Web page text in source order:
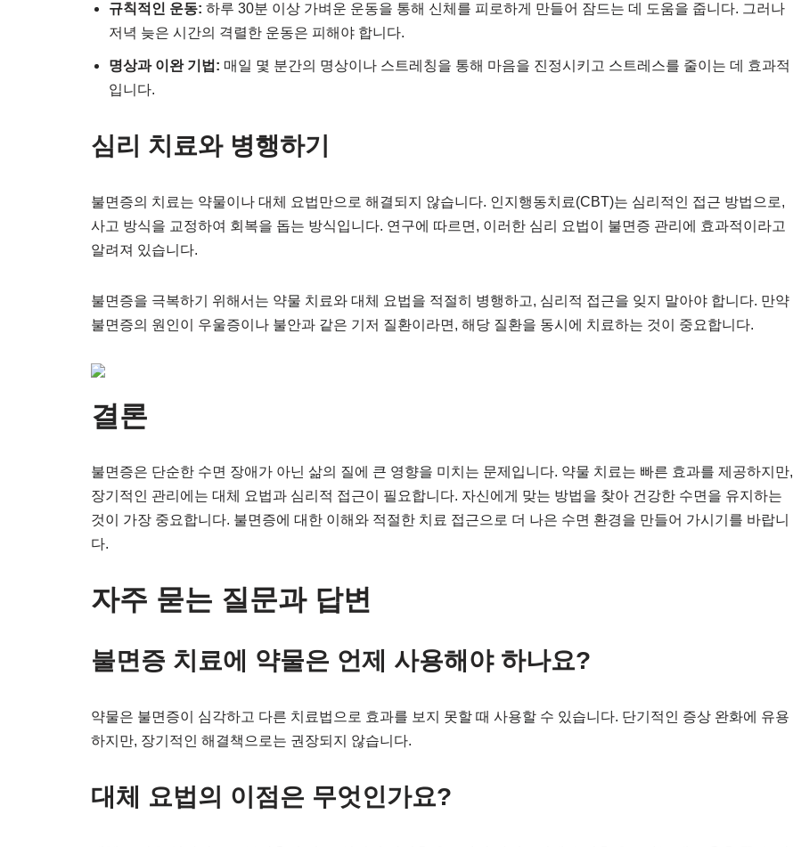
규칙적인 운동: 하루 30분 이상 가벼운 운동을 통해 신체를 피로하게 만들어 잠드는 데 도움을 줍니다. 그러나
저녁 늦은 시간의 격렬한 운동은 피해야 합니다.
명상과 이완 기법: 매일 몇 분간의 명상이나 스트레칭을 통해 마음을 진정시키고 스트레스를 줄이는 데 효과적
입니다.
심리 치료와 병행하기
불면증의 치료는 약물이나 대체 요법만으로 해결되지 않습니다. 인지행동치료(CBT)는 심리적인 접근 방법으로,
사고 방식을 교정하여 회복을 돕는 방식입니다. 연구에 따르면, 이러한 심리 요법이 불면증 관리에 효과적이라고
알려져 있습니다.
불면증을 극복하기 위해서는 약물 치료와 대체 요법을 적절히 병행하고, 심리적 접근을 잊지 말아야 합니다. 만약
불면증의 원인이 우울증이나 불안과 같은 기저 질환이라면, 해당 질환을 동시에 치료하는 것이 중요합니다.
결론
불면증은 단순한 수면 장애가 아닌 삶의 질에 큰 영향을 미치는 문제입니다. 약물 치료는 빠른 효과를 제공하지만,
장기적인 관리에는 대체 요법과 심리적 접근이 필요합니다. 자신에게 맞는 방법을 찾아 건강한 수면을 유지하는
것이 가장 중요합니다. 불면증에 대한 이해와 적절한 치료 접근으로 더 나은 수면 환경을 만들어 가시기를 바랍니
다.
자주 묻는 질문과 답변
불면증 치료에 약물은 언제 사용해야 하나요?
약물은 불면증이 심각하고 다른 치료법으로 효과를 보지 못할 때 사용할 수 있습니다. 단기적인 증상 완화에 유용
하지만, 장기적인 해결책으로는 권장되지 않습니다.
대체 요법의 이점은 무엇인가요?